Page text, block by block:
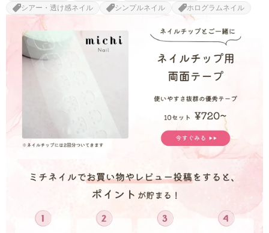
シアー・透け感ネイル
シンプルネイル ホログラムネイル